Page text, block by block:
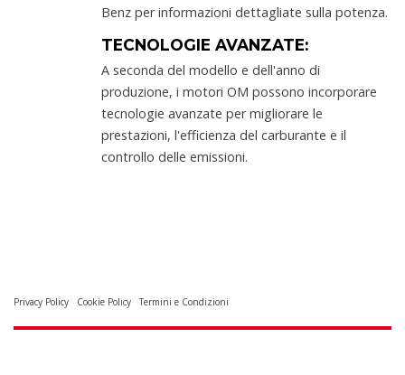
Benz per informazioni dettagliate sulla potenza.
TECNOLOGIE AVANZATE:
A seconda del modello e dell'anno di
produzione, i motori OM possono incorporare
tecnologie avanzate per migliorare le
prestazioni, l'efficienza del carburante e il
controllo delle emissioni.
Privacy Policy Cookie Policy Termini e Condizioni